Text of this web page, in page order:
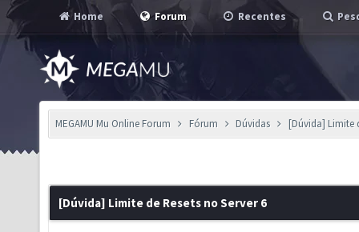
Home Forum Recentes
MEGAMU Mu Online Forum Fórum Dúvidas [Dúvida] Limite
[Dúvida] Limite de Resets no Server 6